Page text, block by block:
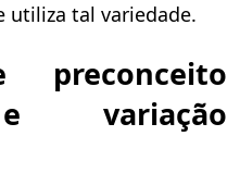
utiliza tal variedade.
preconceito
variação